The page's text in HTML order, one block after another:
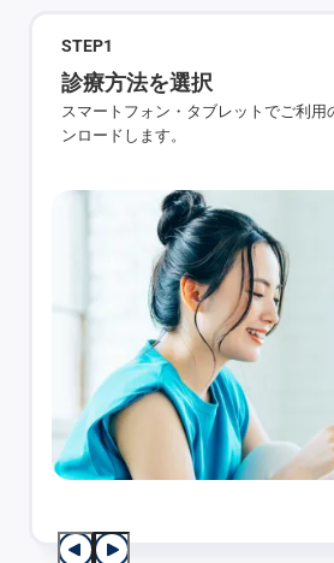
STEP1
診療方法を選択
スマートフォン・タブレットでご利用
ンロードします。